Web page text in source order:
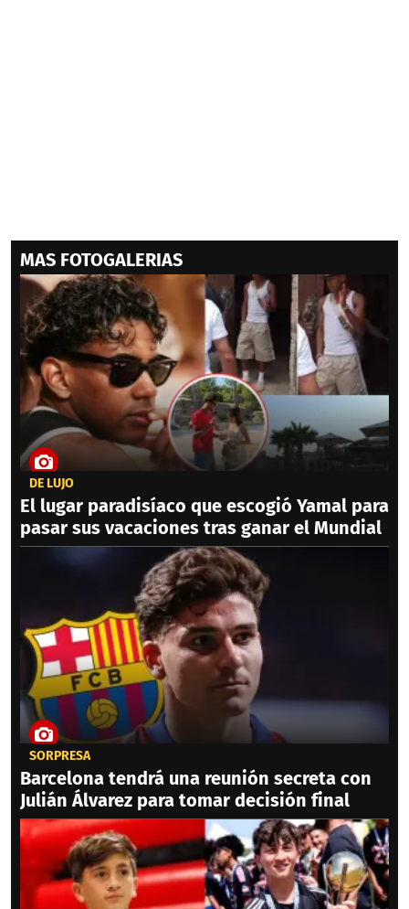
MAS FOTOGALERIAS
DE LUJO
El lugar paradisíaco que escogió Yamal para
pasar sus vacaciones tras ganar el Mundial
SORPRESA
Barcelona tendrá una reunión secreta con
Julián Álvarez para tomar decisión final